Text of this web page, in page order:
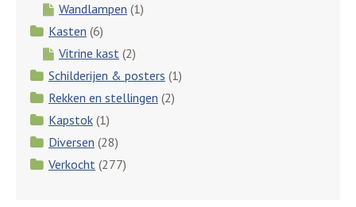
Wandlampen (1)
Kasten (6)
Vitrine kast (2)
Schilderijen & posters (1)
Rekken en stellingen (2)
Kapstok (1)
Diversen (28)
Verkocht (277)